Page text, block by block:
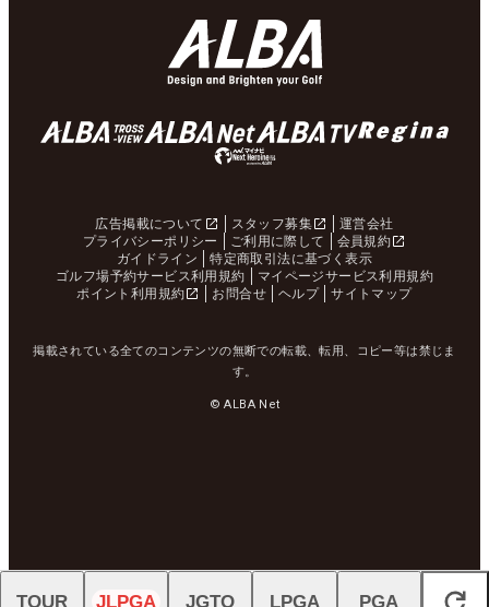
広告掲載について スタッフ募集
運営会社
プライバシーポリシー
ご利用に際して
会員規約
ガイドライン
特定商取引法に基づく表示
ゴルフ場予約サービス利用規約
マイページサービス利用規約
ポイント利用規約
お問合せ ヘルプ サイトマップ
掲載されている全てのコンテンツの無断での転載、転用、コピー等は禁じま
す。
© ALBA Net
TOUR JLPGA JGTO LPGA PGA